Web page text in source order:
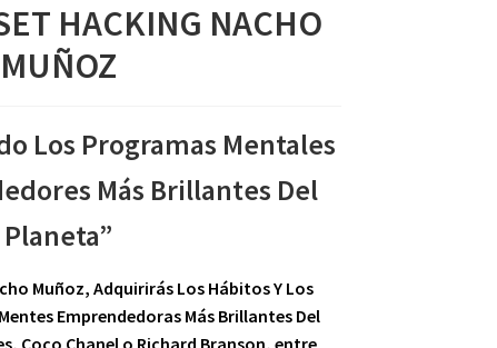
HACKING NACHO
MUÑOZ
Los Programas Mentales
Más Brillantes Del
Planeta”
Muñoz,Adquirirás Los Hábitos Y Los
Emprendedoras Más Brillantes Del